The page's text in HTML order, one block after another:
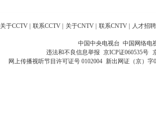
关于CCTV | 联系CCTV | 关于CNTV | 联系CNTV | 人才招聘
中国中央电视台 中国网络电
违法和不良信息举报 京ICP证060535号
网上传播视听节目许可证号 0102004 新出网证（京）